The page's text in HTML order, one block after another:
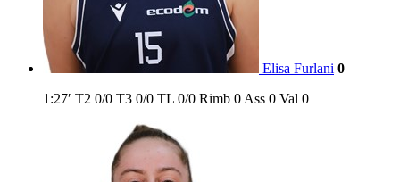
Elisa Furlani 0
1:27′ T2 0/0 T3 0/0 TL 0/0 Rimb 0 Ass 0 Val 0